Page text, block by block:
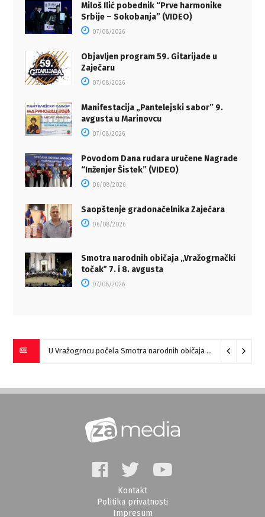
Miloš Ilić pobednik “Prve harmonike
Srbije – Sokobanja” (VIDEO)
07/08/2026
Objavljen program 59. Gitarijade u
Zaječaru
07/08/2026
Manifestacija „Pantelejski sabor” 9.
avgusta u Marinovcu
07/08/2026
Povodom Dana rudara uručene Nagrade
“Inženjer Šistek” (VIDEO)
06/08/2026
Saopštenje gradonačelnika Zaječara
06/08/2026
Smotra narodnih običaja „Vražogrnački
točakˮ 7. i 8. avgusta
07/08/2026
U Vražogrncu počela Smotra narodnih običaja „Vražogrnački točak“
Kontakt
Politika privatnosti
Impresum